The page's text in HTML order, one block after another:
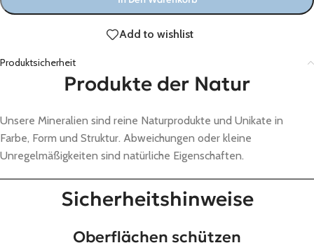
Add to wishlist
Produktsicherheit
Produkte der Natur
Unsere Mineralien sind reine Naturprodukte und Unikate in
Farbe, Form und Struktur. Abweichungen oder kleine
Unregelmäßigkeiten sind natürliche Eigenschaften.
Sicherheitshinweise
Oberflächen schützen